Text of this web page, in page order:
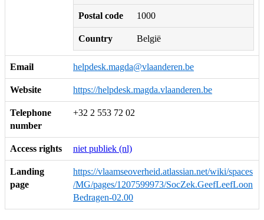
Postal code 1000
Country België
Email helpdesk.magda@vlaanderen.be
Website https://helpdesk.magda.vlaanderen.be
Telephone
number
+32 2 553 72 02
Access rights niet publiek (nl)
Landing
page
https://vlaamseoverheid.atlassian.net/wiki/spaces
/MG/pages/1207599973/SocZek.GeefLeefLoon
Bedragen-02.00